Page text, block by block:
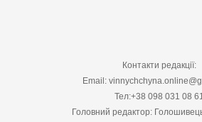
Контакти редакції:
Email:
Тел:+38 098 031 08
Головний редактор: